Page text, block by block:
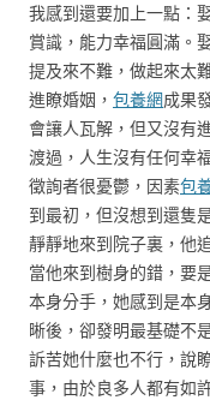
我感到還要加上一點：
賞識，能力幸福圓滿。
提及來不難，做起來太
進瞭婚姻， 包養網成果
會讓人瓦解，但又沒有
渡過，人生沒有任何幸
徵詢者很憂鬱，因素包
到最初，但沒想到還隻
靜靜地來到院子裏，他
當他來到樹身的錯，要
本身分手，她感到是本
晰後，卻發明最基礎不
訴苦她什麼也不行，說
事，由於良多人都有如